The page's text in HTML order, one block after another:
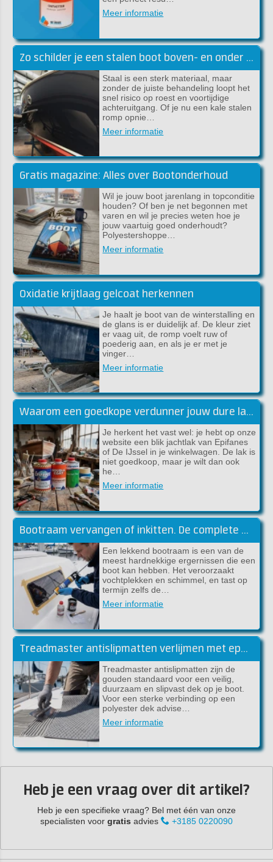
Meer informatie
Zo schilder je een stalen boot boven- en onder de waterlijn
Staal is een sterk materiaal, maar
zonder de juiste behandeling loopt het
snel risico op roest en voortijdige
achteruitgang. Of je nu een kale stalen
romp opnie…
Meer informatie
Gratis magazine: Alles over Bootonderhoud
Wil je jouw boot jarenlang in topconditie
houden? Of ben je net begonnen met
varen en wil je precies weten hoe je
jouw vaartuig goed onderhoudt?
Polyestershoppe…
Meer informatie
Oxidatie krijtlaag gelcoat herkennen
Je haalt je boot van de winterstalling en
de glans is er duidelijk af. De kleur ziet
er vaag uit, de romp voelt ruw of
poederig aan, en als je er met je
vinger…
Meer informatie
Waarom een goedkope verdunner jouw dure lakwerk kan verpesten
Je herkent het vast wel: je hebt op onze
website een blik jachtlak van Epifanes
of De IJssel in je winkelwagen. De lak is
niet goedkoop, maar je wilt dan ook
he…
Meer informatie
Bootraam vervangen of inkitten. De complete handleiding (Sika)
Een lekkend bootraam is een van de
meest hardnekkige ergernissen die een
boot kan hebben. Het veroorzaakt
vochtplekken en schimmel, en tast op
termijn zelfs de…
Meer informatie
Treadmaster antislipmatten verlijmen met epoxylijm (handleiding)
Treadmaster antislipmatten zijn de
gouden standaard voor een veilig,
duurzaam en slipvast dek op je boot.
Voor een sterke verbinding op een
polyester dek advise…
Meer informatie
Heb je een vraag over dit artikel?
Heb je een specifieke vraag? Bel met één van onze
specialisten voor gratis advies +3185 0220090